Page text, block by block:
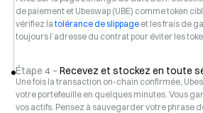
de paiement et Ubeswap (UBE) comme token
vérifiez la tolérance de slippage et les frais de
toujours l’adresse du contrat pour éviter les
Étape 4 – Recevez et stockez en toute
Une fois la transaction on-chain confirmée,
votre portefeuille en quelques minutes. Vous
vos actifs. Pensez à sauvegarder votre phrase